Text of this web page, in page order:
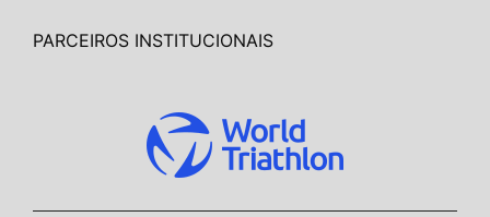
PARCEIROS INSTITUCIONAIS